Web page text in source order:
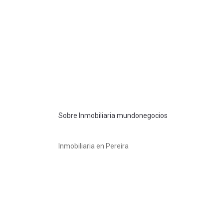
Sobre Inmobiliaria mundonegocios
Inmobiliaria en Pereira